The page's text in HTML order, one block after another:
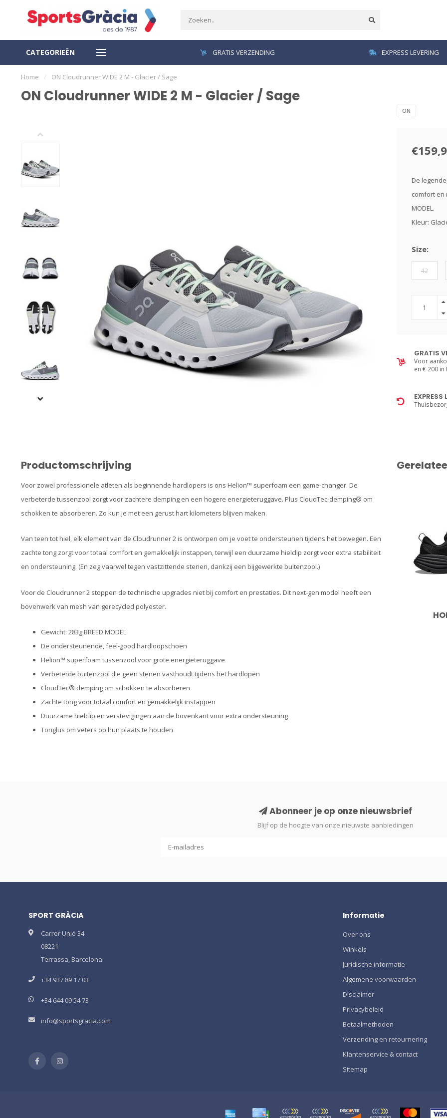
CATEGORIEËN
VEILIGE BETALING GRATIS VERZENDING EXPRESS LEVERING
Home / ON Cloudrunner WIDE 2 M - Glacier / Sage
ON Cloudrunner WIDE 2 M - Glacier / Sage
ON
De
comfort en
MODEL.
Kleur:
Size:
42
GRATIS
Voor
en € 200 in
EXPRESS
Productomschrijving
Voor zowel professionele atleten als beginnende hardlopers is ons Helion™ superfoam een game-changer. De
verbeterde tussenzool zorgt voor zachtere demping en een hogere energieteruggave. Plus CloudTec-demping® om
schokken te absorberen. Zo kun je met een gerust hart kilometers blijven maken.
Van teen tot hiel, elk element van de Cloudrunner 2 is ontworpen om je voet te ondersteunen tijdens het bewegen. Een
zachte tong zorgt voor totaal comfort en gemakkelijk instappen, terwijl een duurzame hielclip zorgt voor extra stabiliteit
en ondersteuning. (En zeg vaarwel tegen vastzittende stenen, dankzij een bijgewerkte buitenzool.)
Voor de Cloudrunner 2 stoppen de technische upgrades niet bij comfort en prestaties. Dit next-gen model heeft een
bovenwerk van mesh van gerecycled polyester.
Gewicht: 283g BREED MODEL
De ondersteunende, feel-good hardloopschoen
Helion™ superfoam tussenzool voor grote energieteruggave
Verbeterde buitenzool die geen stenen vasthoudt tijdens het hardlopen
CloudTec® demping om schokken te absorberen
Zachte tong voor totaal comfort en gemakkelijk instappen
Duurzame hielclip en verstevigingen aan de bovenkant voor extra ondersteuning
Tonglus om veters op hun plaats te houden
Abonneer je op onze nieuwsbrief
Blijf op de hoogte van onze nieuwste aanbiedingen
SPORT GRÀCIA
Carrer Unió 34
08221
Terrassa, Barcelona
+34 937 89 17 03
+34 644 09 54 73
info@sportsgracia.com
Informatie
Over ons
Winkels
Juridische informatie
Algemene voorwaarden
Disclaimer
Privacybeleid
Betaalmethoden
Verzending en retournering
Klantenservice & contact
Sitemap